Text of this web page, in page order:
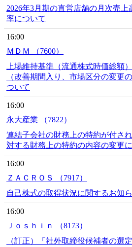
2026年3月期の直営店舗の月次売
率について
16:00
ＭＤＭ （7600）
上場維持基準（流通株式時価総額
（改善期間入り、市場区分の変更
ついて
16:00
永大産業 （7822）
連結子会社の財務上の特約が付さ
対する財務上の特約の内容の変更
16:00
ＺＡＣＲＯＳ （7917）
自己株式の取得状況に関するお知
16:00
Ｊｏｓｈｉｎ （8173）
（訂正）「社外取締役候補者の選